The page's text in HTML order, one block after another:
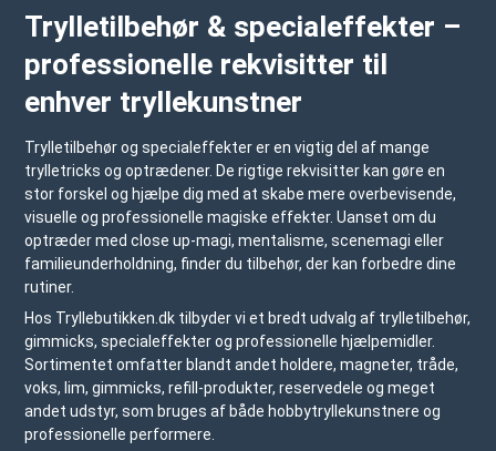
Trylletilbehør & specialeffekter –
professionelle rekvisitter til
enhver tryllekunstner
Trylletilbehør og specialeffekter er en vigtig del af mange
trylletricks og optrædener. De rigtige rekvisitter kan gøre en
stor forskel og hjælpe dig med at skabe mere overbevisende,
visuelle og professionelle magiske effekter. Uanset om du
optræder med close up-magi, mentalisme, scenemagi eller
familieunderholdning, finder du tilbehør, der kan forbedre dine
rutiner.
Hos Tryllebutikken.dk tilbyder vi et bredt udvalg af trylletilbehør,
gimmicks, specialeffekter og professionelle hjælpemidler.
Sortimentet omfatter blandt andet holdere, magneter, tråde,
voks, lim, gimmicks, refill-produkter, reservedele og meget
andet udstyr, som bruges af både hobbytryllekunstnere og
professionelle performere.